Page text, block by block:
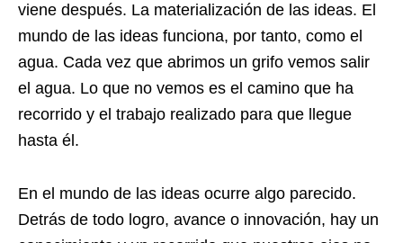
viene después. La materialización de las ideas. El
mundo de las ideas funciona, por tanto, como el
agua. Cada vez que abrimos un grifo vemos salir
el agua. Lo que no vemos es el camino que ha
recorrido y el trabajo realizado para que llegue
hasta él.
En el mundo de las ideas ocurre algo parecido.
Detrás de todo logro, avance o innovación, hay un